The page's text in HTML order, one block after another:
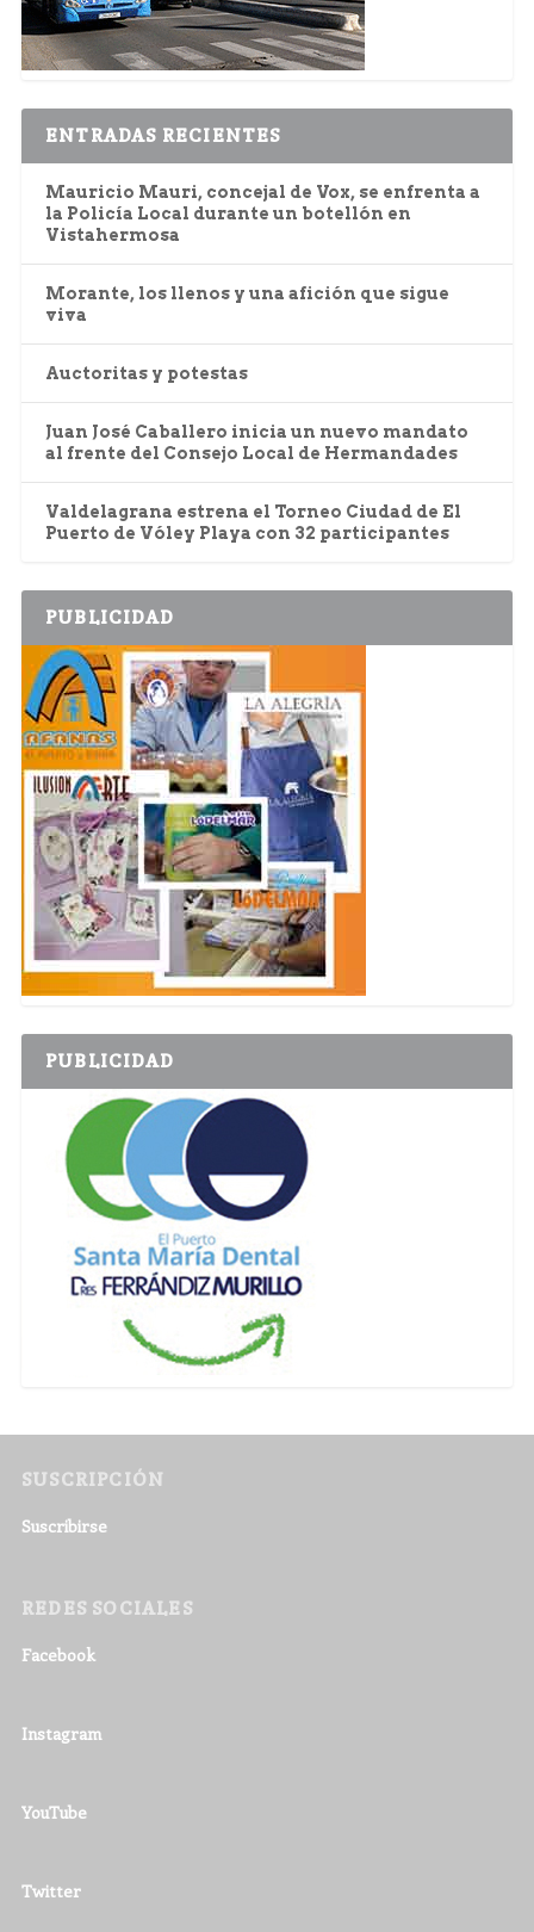
ENTRADAS RECIENTES
Mauricio Mauri, concejal de Vox, se enfrenta a
la Policía Local durante un botellón en
Vistahermosa
Morante, los llenos y una afición que sigue
viva
Auctoritas y potestas
Juan José Caballero inicia un nuevo mandato
al frente del Consejo Local de Hermandades
Valdelagrana estrena el Torneo Ciudad de El
Puerto de Vóley Playa con 32 participantes
PUBLICIDAD
PUBLICIDAD
SUSCRIPCIÓN
Suscribirse
REDES SOCIALES
Facebook
Instagram
YouTube
Twitter